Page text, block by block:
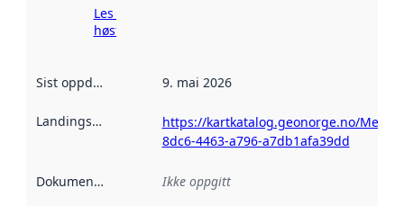
Les mer om
høsting her
Sist oppdatert 9. mai 2026
Landingsside
https://kartkatalog.geonorge.no/
8dc6-4463-a796-a7db1afa39dd
Dokumentasjon Ikke oppgitt